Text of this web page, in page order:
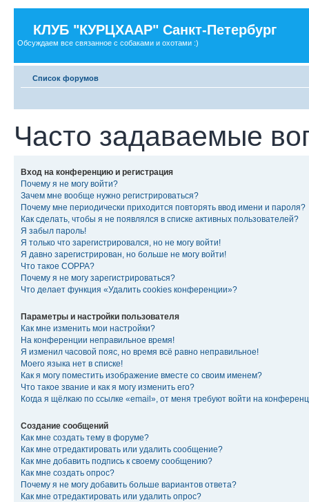
КЛУБ "КУРЦХААР" Санкт-Петербург
Обсуждаем все связанное с собаками и охотами :)
Список форумов
Часто задаваемые
Вход на конференцию и регистрация
Почему я не могу войти?
Зачем мне вообще нужно регистрироваться?
Почему мне периодически приходится повторять ввод имени и пароля?
Как сделать, чтобы я не появлялся в списке активных пользователей?
Я забыл пароль!
Я только что зарегистрировался, но не могу войти!
Я давно зарегистрирован, но больше не могу войти!
Что такое COPPA?
Почему я не могу зарегистрироваться?
Что делает функция «Удалить cookies конференции»?
Параметры и настройки пользователя
Как мне изменить мои настройки?
На конференции неправильное время!
Я изменил часовой пояс, но время всё равно неправильное!
Моего языка нет в списке!
Как я могу поместить изображение вместе со своим именем?
Что такое звание и как я могу изменить его?
Когда я щёлкаю по ссылке «email», от меня требуют войти на
Создание сообщений
Как мне создать тему в форуме?
Как мне отредактировать или удалить сообщение?
Как мне добавить подпись к своему сообщению?
Как мне создать опрос?
Почему я не могу добавить больше вариантов ответа?
Как мне отредактировать или удалить опрос?